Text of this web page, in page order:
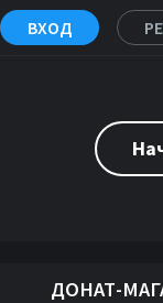
ВХОД
ДОНАТ-